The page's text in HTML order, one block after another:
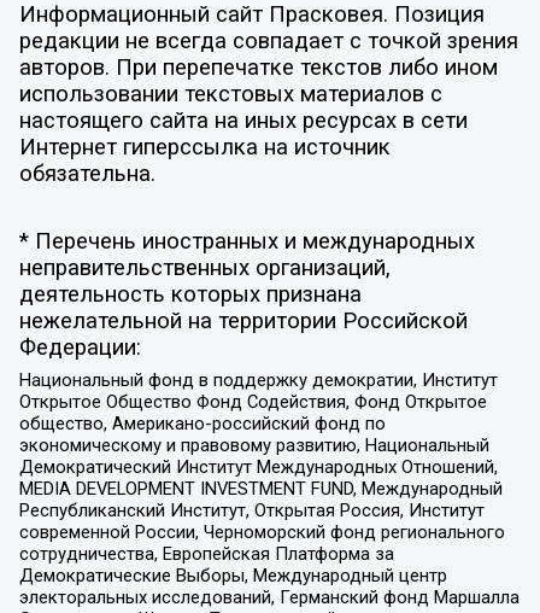
Информационный сайт Прасковея. Позиция
редакции не всегда совпадает с точкой зрения
авторов. При перепечатке текстов либо ином
использовании текстовых материалов с
настоящего сайта на иных ресурсах в сети
Интернет гиперссылка на источник
обязательна.
* Перечень иностранных и международных
неправительственных организаций,
деятельность которых признана
нежелательной на территории Российской
Федерации:
Национальный фонд в поддержку демократии, Институт
Открытое Общество Фонд Содействия, Фонд Открытое
общество, Американо-российский фонд по
экономическому и правовому развитию, Национальный
Демократический Институт Международных Отношений,
MEDIA DEVELOPMENT INVESTMENT FUND, Международный
Республиканский Институт, Открытая Россия, Институт
современной России, Черноморский фонд регионального
сотрудничества, Европейская Платформа за
Демократические Выборы, Международный центр
электоральных исследований, Германский фонд Маршалла